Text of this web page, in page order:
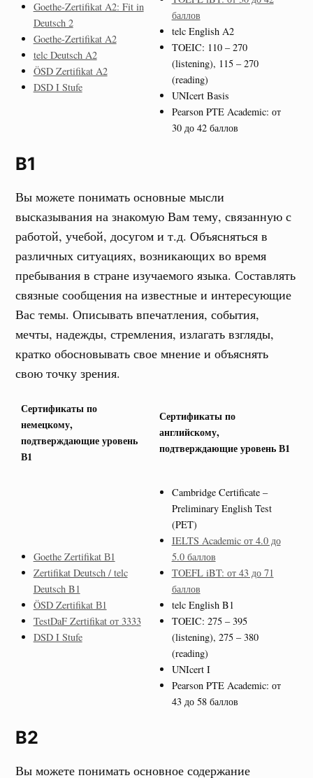
Goethe-Zertifikat A2: Fit in
Deutsch 2
Goethe-Zertifikat A2
telc Deutsch A2
ÖSD Zertifikat A2
DSD I Stufe
баллов
telc English A2
TOEIC: 110 – 270
(listening), 115 – 270
(reading)
UNIcert Basis
Pearson PTE Academic: от
30 до 42 баллов
B1
Вы можете понимать основные мысли
высказывания на знакомую Вам тему, связанную с
работой, учебой, досугом и т.д. Объясняться в
различных ситуациях, возникающих во время
пребывания в стране изучаемого языка. Составлять
связные сообщения на известные и интересующие
Вас темы. Описывать впечатления, события,
мечты, надежды, стремления, излагать взгляды,
кратко обосновывать свое мнение и объяснять
свою точку зрения.
Сертификаты по
немецкому,
подтверждающие уровень
В1
Сертификаты по
английскому,
подтверждающие уровень В1
Goethe Zertifikat В1
Zertifikat Deutsch / telc
Deutsch B1
ÖSD Zertifikat В1
TestDaF Zertifikat от 3333
DSD I Stufe
Cambridge Certificate –
Preliminary English Test
(PET)
IELTS Academic от 4.0 до
5.0 баллов
TOEFL iBT: от 43 до 71
баллов
telc English B1
TOEIC: 275 – 395
(listening), 275 – 380
(reading)
UNIcert I
Pearson PTE Academic: от
43 до 58 баллов
B2
Вы можете понимать основное содержание